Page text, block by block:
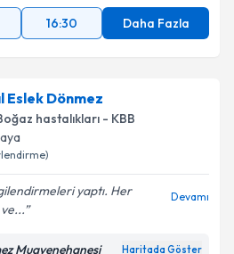
16:30 Daha Fazla
Eslek Dönmez
hastalıkları - KBB
yaptı. Her
Devamı
Muayenehanesi Haritada Göster